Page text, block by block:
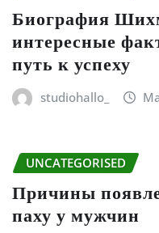
Биография
интересные
путь к успеху
studiohallo_
UNCATEGORISED
Причины
паху у мужчин